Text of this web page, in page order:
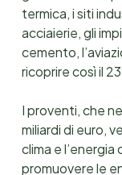
termica, i siti
acciaierie, gli
cemento,
ricoprire così il
I proventi, che
miliardi di euro,
clima e
promuovere le